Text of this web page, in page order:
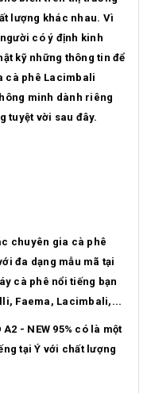
lượng khác nhau. Vì
có ý định kinh
kỹ những thông tin để
cà phê Lacimbali
minh dành riêng
tuyệt vời sau đây.
chuyên gia cà phê
đa dạng mẫu mã tại
cà phê nổi tiếng bạn
Faema, Lacimbali,...
- NEW 95% có là một
tại Ý với chất lượng